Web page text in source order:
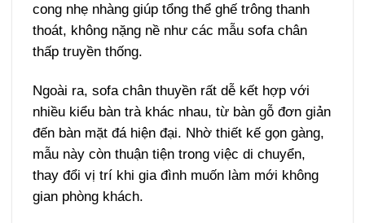
cong nhẹ nhàng giúp tổng thể ghế trông thanh
thoát, không nặng nề như các mẫu sofa chân
thấp truyền thống.
Ngoài ra, sofa chân thuyền rất dễ kết hợp với
nhiều kiểu bàn trà khác nhau, từ bàn gỗ đơn giản
đến bàn mặt đá hiện đại. Nhờ thiết kế gọn gàng,
mẫu này còn thuận tiện trong việc di chuyển,
thay đổi vị trí khi gia đình muốn làm mới không
gian phòng khách.